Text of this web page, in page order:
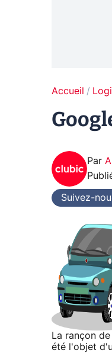
Accueil
Par
Suivez-
La rançon
été l'objet